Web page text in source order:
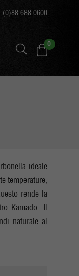
688 0600
0
ideale
temperature,
rende la
Kamado. Il
naturale al